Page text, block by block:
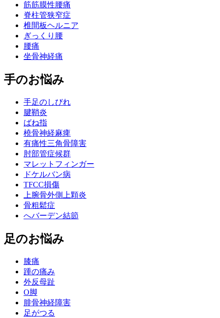
筋筋膜性腰痛
脊柱管狭窄症
椎間板ヘルニア
ぎっくり腰
腰痛
坐骨神経痛
手のお悩み
手足のしびれ
腱鞘炎
ばね指
橈骨神経麻痺
有痛性三角骨障害
肘部管症候群
マレットフィンガー
ドケルバン病
TFCC損傷
上腕骨外側上顆炎
骨粗鬆症
へバーデン結節
足のお悩み
膝痛
踵の痛み
外反母趾
О脚
腓骨神経障害
足がつる